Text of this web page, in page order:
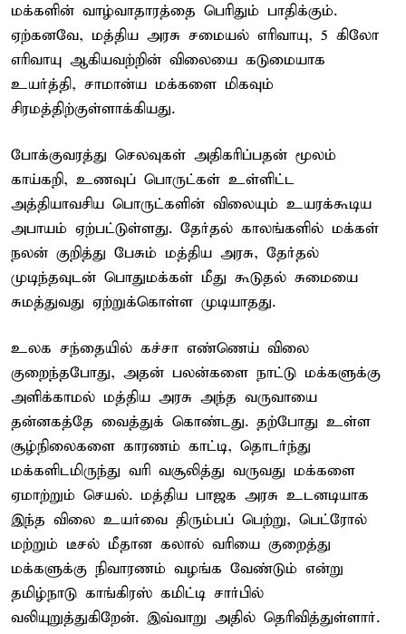
மக்களின் வாழ்வாதாரத்தை பெரிதும் பாதிக்கும்.
ஏற்கனவே, மத்திய அரசு சமையல் எரிவாயு, 5 கிலோ
எரிவாயு ஆகியவற்றின் விலையை கடுமையாக
உயர்த்தி, சாமான்ய மக்களை மிகவும்
சிரமத்திற்குள்ளாக்கியது.
போக்குவரத்து செலவுகள் அதிகரிப்பதன் மூலம்
காய்கறி, உணவுப் பொருட்கள் உள்ளிட்ட
அத்தியாவசிய பொருட்களின் விலையும் உயரக்கூடிய
அபாயம் ஏற்பட்டுள்ளது. தேர்தல் காலங்களில் மக்கள்
நலன் குறித்து பேசும் மத்திய அரசு, தேர்தல்
முடிந்தவுடன் பொதுமக்கள் மீது கூடுதல் சுமையை
சுமத்துவது ஏற்றுக்கொள்ள முடியாதது.
உலக சந்தையில் கச்சா எண்ணெய் விலை
குறைந்தபோது, அதன் பலன்களை நாட்டு மக்களுக்கு
அளிக்காமல் மத்திய அரசு அந்த வருவாயை
தன்னகத்தே வைத்துக் கொண்டது. தற்போது உள்ள
சூழ்நிலைகளை காரணம் காட்டி, தொடர்ந்து
மக்களிடமிருந்து வரி வசூலித்து வருவது மக்களை
ஏமாற்றும் செயல். மத்திய பாஜக அரசு உடனடியாக
இந்த விலை உயர்வை திரும்பப் பெற்று, பெட்ரோல்
மற்றும் டீசல் மீதான கலால் வரியை குறைத்து
மக்களுக்கு நிவாரணம் வழங்க வேண்டும் என்று
தமிழ்நாடு காங்கிரஸ் கமிட்டி சார்பில்
வலியுறுத்துகிறேன். இவ்வாறு அதில் தெரிவித்துள்ளார்.